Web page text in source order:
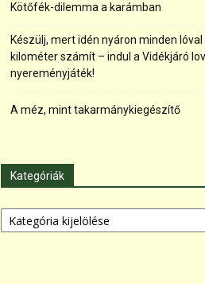
Kötőfék-dilemma a karámban
Készülj, mert idén nyáron minden
kilométer számít – indul a Vidékjáró
nyereményjáték!
A méz, mint takarmánykiegészítő
Kategóriák
Kategóriák